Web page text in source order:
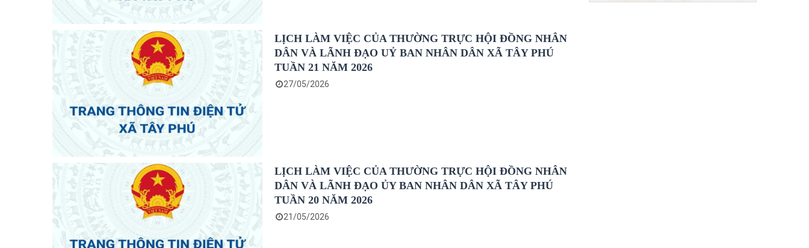
LỊCH LÀM VIỆC CỦA THƯỜNG TRỰC HỘI ĐỒNG NHÂN
DÂN VÀ LÃNH ĐẠO UỶ BAN NHÂN DÂN XÃ TÂY PHÚ
TUẦN 21 NĂM 2026
27/05/2026
LỊCH LÀM VIỆC CỦA THƯỜNG TRỰC HỘI ĐỒNG NHÂN
DÂN VÀ LÃNH ĐẠO ỦY BAN NHÂN DÂN XÃ TÂY PHÚ
TUẦN 20 NĂM 2026
21/05/2026